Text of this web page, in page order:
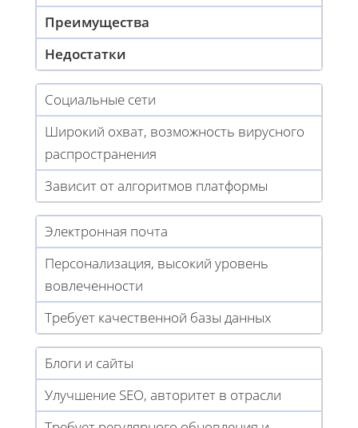
Преимущества
Недостатки
Социальные сети
Широкий охват, возможность вирусного
распространения
Зависит от алгоритмов платформы
Электронная почта
Персонализация, высокий уровень
вовлеченности
Требует качественной базы данных
Блоги и сайты
Улучшение SEO, авторитет в отрасли